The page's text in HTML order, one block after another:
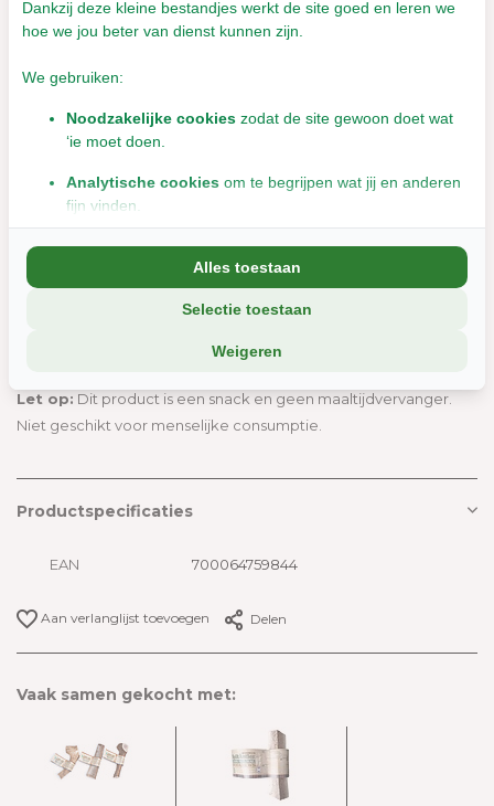
Afmeting:Large
Gewicht:
Voedingsadvies
Kies een formaat dat past bij de grootte en bijtkracht van
je hond.
restjes.
bijten – dit kan schade aan het gebit veroorzaken.
Is je hond niet meer geïnteresseerd? Laat het gewei een
nachtje weken in water of schuur het licht op.
Bewaar op een koele, droge plek.
Let op: Dit product is een snack en geen maaltijdvervanger.
Niet geschikt voor menselijke consumptie.
Productspecificaties
EAN 700064759844
Aan verlanglijst toevoegen Delen
Vaak samen gekocht met:
Dankzij deze kleine bestandjes werkt de site goed en leren we
hoe we jou beter van dienst kunnen zijn.
We gebruiken:
Noodzakelijke cookies zodat de site gewoon doet wat
‘ie moet doen.
Analytische cookies om te begrijpen wat jij en anderen
fijn vinden.
Marketingcookiesom jou relevante informatie en
aanbiedingen te tonen.
We delen soms gegevens met partners (zoals social media en
deelt, of die ze elders van je hebben.
Wil je liever geen cookies? Dan werkt de site nog steeds, maar
misschien net iets minder soepel.
Weigeren
Selectie toestaan
Alles toestaan